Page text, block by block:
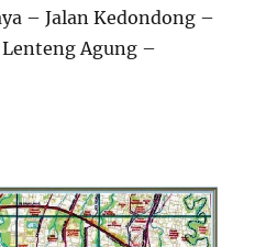
– Jalan Kedondong –
Lenteng Agung –